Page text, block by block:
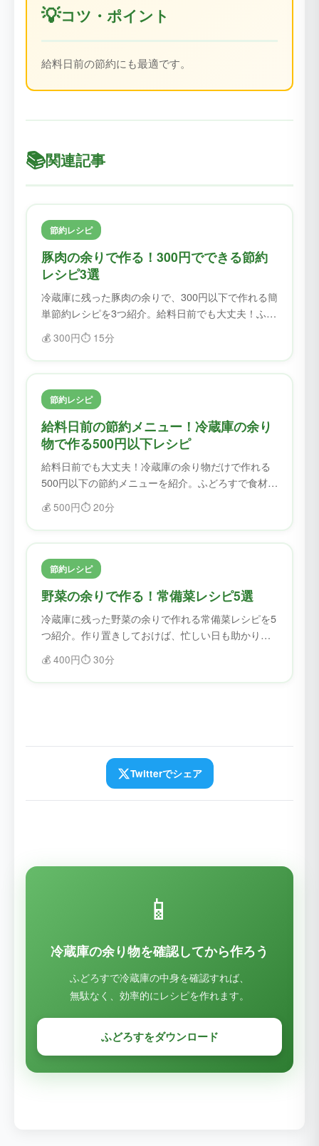
💡コツ・ポイント
給料日前の節約にも最適です。
📚関連記事
節約レシピ
豚肉の余りで作る！300円でできる節約
レシピ3選
冷蔵庫に残った豚肉の余りで、300円以下で作れる簡
単節約レシピを3つ紹介。給料日前でも大丈夫！ふど
ろすで食材を無駄にせず、美味しく節約。
💰 300円⏱️ 15分
節約レシピ
給料日前の節約メニュー！冷蔵庫の余り
物で作る500円以下レシピ
給料日前でも大丈夫！冷蔵庫の余り物だけで作れる
500円以下の節約メニューを紹介。ふどろすで食材を
確認してから作れば、無駄なく節約できます。
💰 500円⏱️ 20分
節約レシピ
野菜の余りで作る！常備菜レシピ5選
冷蔵庫に残った野菜の余りで作れる常備菜レシピを5
つ紹介。作り置きしておけば、忙しい日も助かりま
💰 400円⏱️ 30分
Twitterでシェア
📱
冷蔵庫の余り物を確認してから作ろう
ふどろすで冷蔵庫の中身を確認すれば、
無駄なく、効率的にレシピを作れます。
ふどろすをダウンロード